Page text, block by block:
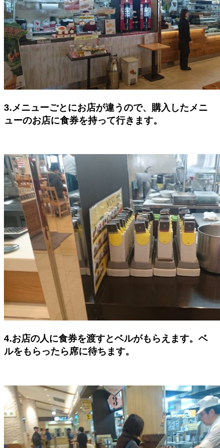
3.メニューごとにお店が違うので、購入したメニ
ューのお店に食券を持って行きます。
4.お店の人に食券を渡すとベルがもらえます。ベ
ルをもらったら席に待ちます。